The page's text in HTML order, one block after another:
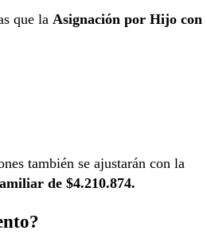
que la Asignación por Hijo con
también se ajustarán con la
de $4.210.874.